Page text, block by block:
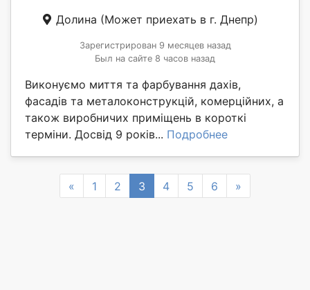
Долина (Может приехать в г. Днепр)
Зарегистрирован 9 месяцев назад
Был на сайте 8 часов назад
Виконуємо миття та фарбування дахів,
фасадів та металоконструкцій, комерційних, а
також виробничих приміщень в короткі
терміни. Досвід 9 років... Подробнее
« Previous
1 2 3 4 5 6 »